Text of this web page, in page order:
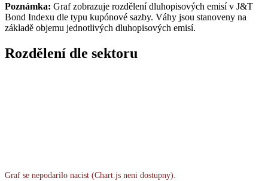
Poznámka: Graf zobrazuje rozdělení dluhopisových emisí v J&T
Bond Indexu dle typu kupónové sazby. Váhy jsou stanoveny na
základě objemu jednotlivých dluhopisových emisí.
Rozdělení dle sektoru
Graf se nepodarilo nacist (Chart.js neni dostupny).